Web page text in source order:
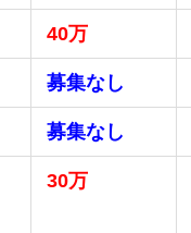
40万
募集なし
募集なし
30万